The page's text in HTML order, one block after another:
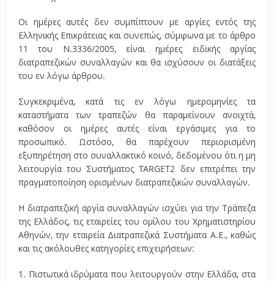
Οι ημέρες αυτές δεν συμπίπτουν με αργίες εντός της
Ελληνικής Επικράτειας και συνεπώς, σύμφωνα με το άρθρο
11 του Ν.3336/2005, είναι ημέρες ειδικής αργίας
διατραπεζικών συναλλαγών και θα ισχύσουν οι διατάξεις
του εν λόγω άρθρου.
Συγκεκριμένα, κατά τις εν λόγω ημερομηνίες τα
καταστήματα των τραπεζών θα παραμείνουν ανοιχτά,
καθόσον οι ημέρες αυτές είναι εργάσιμες για το
προσωπικό. Ωστόσο, θα παρέχουν περιορισμένη
εξυπηρέτηση στο συναλλακτικό κοινό, δεδομένου ότι η μη
λειτουργία του Συστήματος TARGET2 δεν επιτρέπει την
πραγματοποίηση ορισμένων διατραπεζικών συναλλαγών.
Η διατραπεζική αργία συναλλαγών ισχύει για την Τράπεζα
της Ελλάδος, τις εταιρείες του ομίλου του Χρηματιστηρίου
Αθηνών, την εταιρεία Διατραπεζικά Συστήματα Α.Ε., καθώς
και τις ακόλουθες κατηγορίες επιχειρήσεων:
1. Πιστωτικά ιδρύματα που λειτουργούν στην Ελλάδα, στα